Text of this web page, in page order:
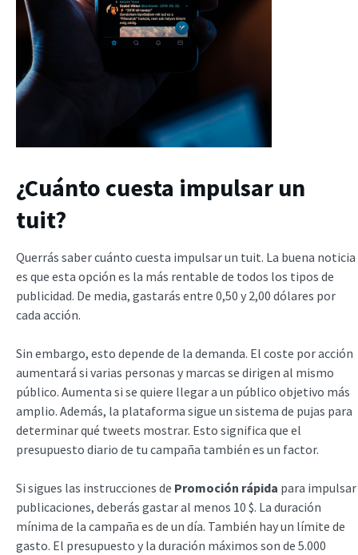
¿Cuánto cuesta impulsar un
tuit?
Querrás saber cuánto cuesta impulsar un tuit. La buena noticia
es que esta opción es la más rentable de todos los tipos de
publicidad. De media, gastarás entre 0,50 y 2,00 dólares por
cada acción.
Sin embargo, esto depende de la demanda. El coste por acción
aumentará si varias personas y marcas se dirigen al mismo
público. Aumenta si se quiere llegar a un público objetivo más
amplio. Además, la plataforma sigue un sistema de pujas para
determinar qué tweets mostrar. Esto significa que el
presupuesto diario de tu campaña también es un factor.
Si sigues las instrucciones de Promoción rápida para impulsar
publicaciones, deberás gastar al menos 10 $. La duración
mínima de la campaña es de un día. También hay un límite de
gasto. El presupuesto y la duración máximos son de 5.000